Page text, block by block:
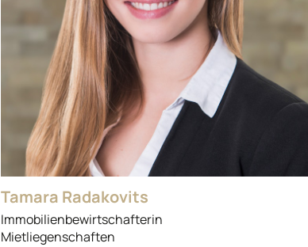
Tamara Radakovits
Immobilienbewirtschafterin
Mietliegenschaften